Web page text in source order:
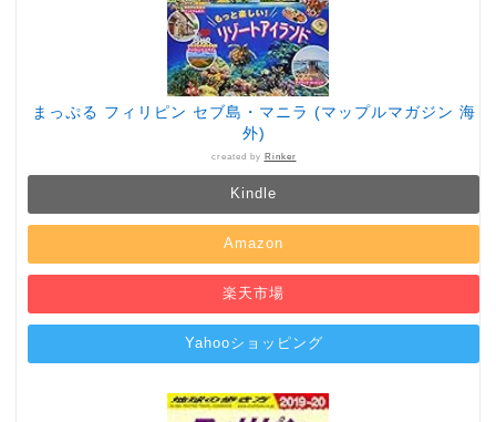
まっぷる フィリピン セブ島・マニラ (マップルマガジン 海
外)
created by Rinker
Kindle
Amazon
楽天市場
Yahooショッピング